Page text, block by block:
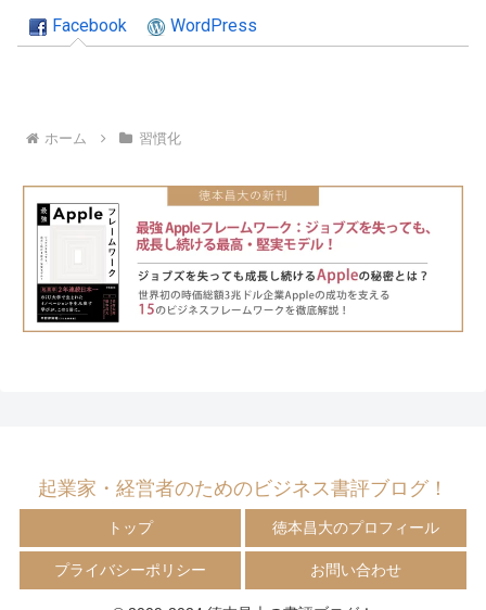
Facebook WordPress
ホーム 習慣化
起業家・経営者のためのビジネス書評ブログ！
トップ 徳本昌大のプロフィール
プライバシーポリシー お問い合わせ